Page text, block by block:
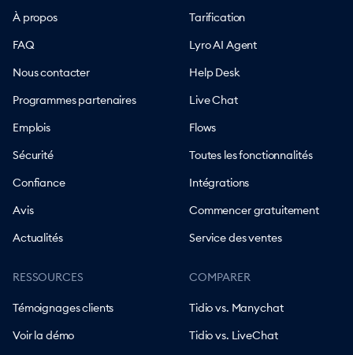
À propos
FAQ
Nous contacter
Programmes partenaires
Emplois
Sécurité
Confiance
Avis
Actualités
Tarification
Lyro AI Agent
Help Desk
Live Chat
Flows
Toutes les fonctionnalités
Intégrations
Commencer gratuitement
Service des ventes
RESSOURCES
Témoignages clients
Voir la démo
COMPARER
Tidio vs. Manychat
Tidio vs. LiveChat